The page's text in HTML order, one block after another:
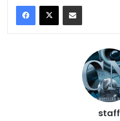
Compartir por correo electrónico
staff